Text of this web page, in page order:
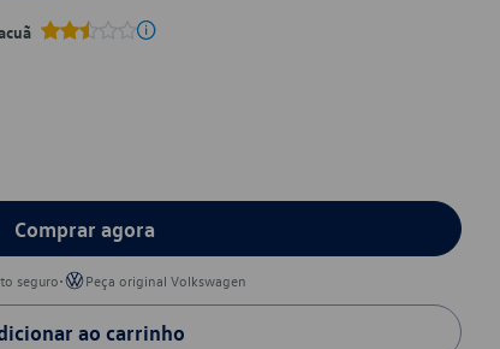
Comprar agora
seguro• Peça original Volkswagen
ao carrinho